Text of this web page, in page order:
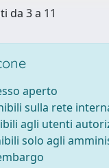
da 3 a 11
aperto
sulla rete
agli utenti
solo agli